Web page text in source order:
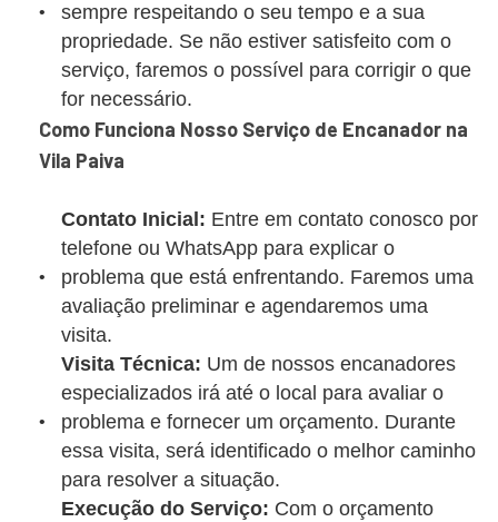
sempre respeitando o seu tempo e a sua
propriedade. Se não estiver satisfeito com o
serviço, faremos o possível para corrigir o que
for necessário.
Como Funciona Nosso Serviço de Encanador na
Vila Paiva
Contato Inicial: Entre em contato conosco por
telefone ou WhatsApp para explicar o
problema que está enfrentando. Faremos uma
avaliação preliminar e agendaremos uma
visita.
Visita Técnica: Um de nossos encanadores
especializados irá até o local para avaliar o
problema e fornecer um orçamento. Durante
essa visita, será identificado o melhor caminho
para resolver a situação.
Execução do Serviço: Com o orçamento